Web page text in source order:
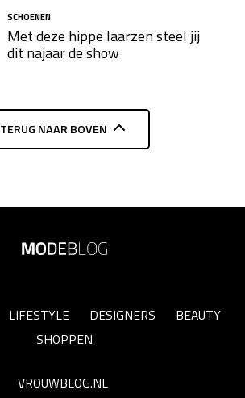
SCHOENEN
Met deze hippe laarzen steel jij
dit najaar de show
TERUG NAAR BOVEN
LIFESTYLE DESIGNERS
BEAUTY
SHOPPEN
VROUWBLOG.NL